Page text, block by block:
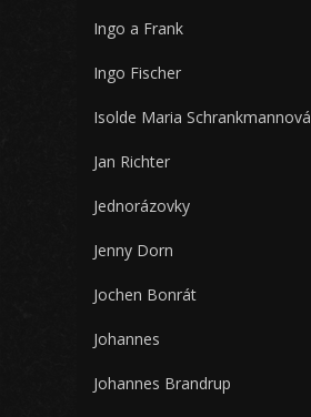
Ingo a Frank
Ingo Fischer
Isolde Maria Schrankmannová
Jan Richter
Jednorázovky
Jenny Dorn
Jochen Bonrát
Johannes
Johannes Brandrup